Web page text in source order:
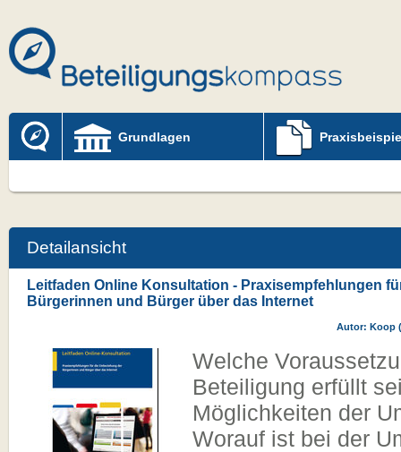
Grundlagen
Detailansicht
Leitfaden Online Konsultation - Praxisempfehlungen
Bürgerinnen und Bürger über das Internet
Autor: Koop
Welche
Beteiligung erfüllt
Möglichkeiten der
Worauf ist bei der